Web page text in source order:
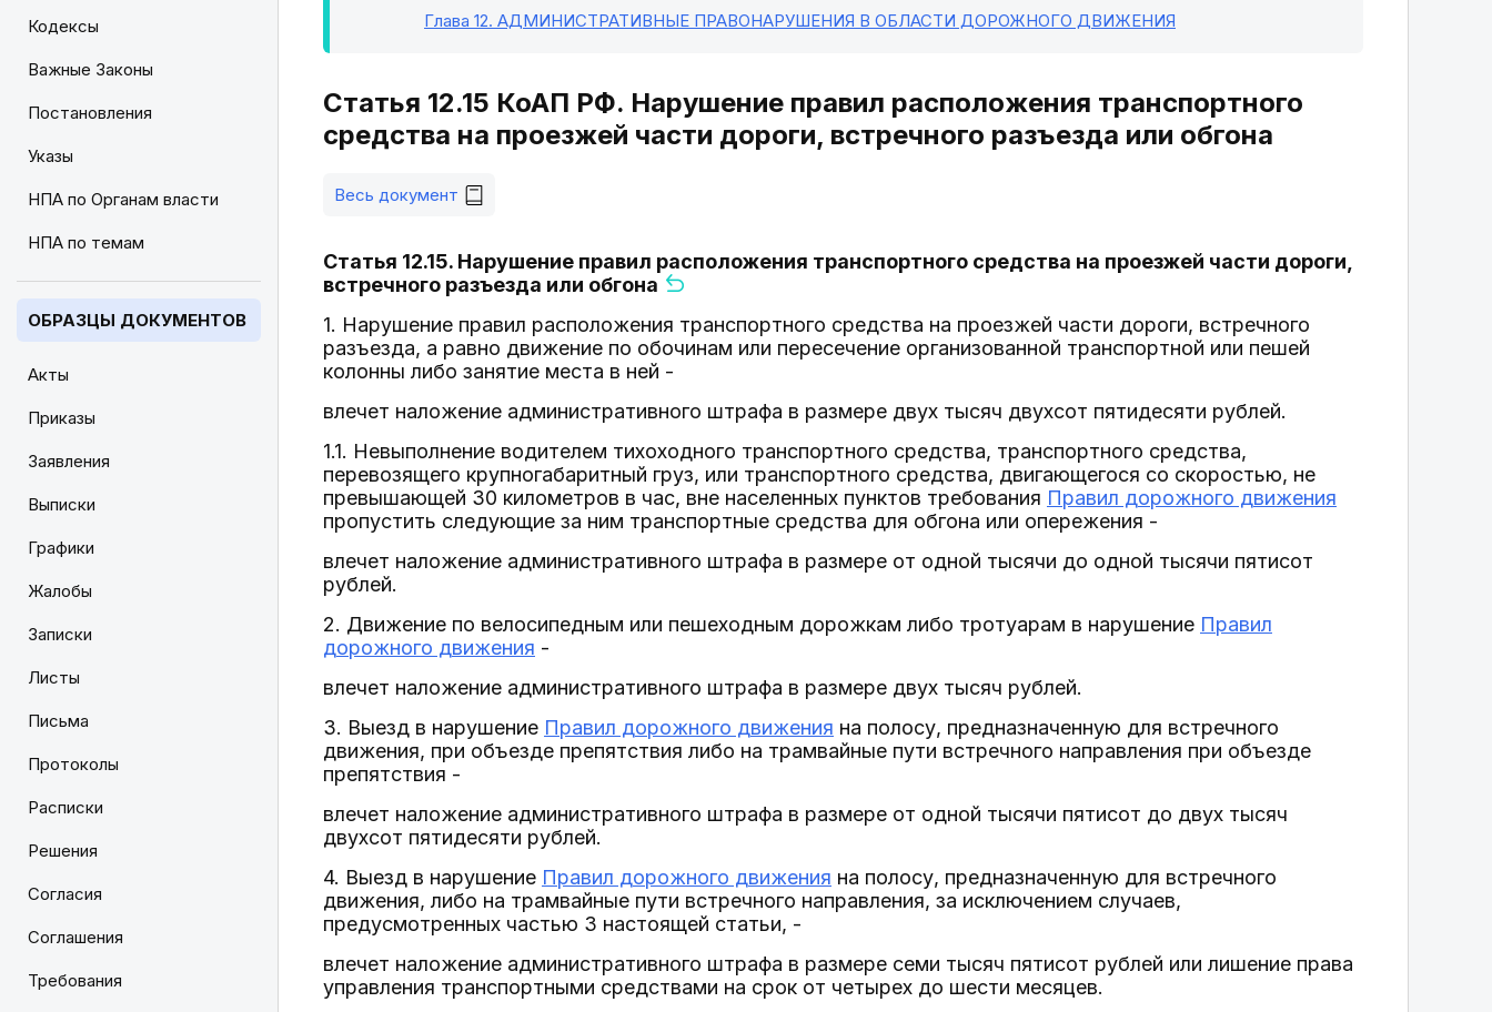
Кодексы
Важные Законы
Постановления
Указы
НПА по Органам власти
НПА по темам
ОБРАЗЦЫ ДОКУМЕНТОВ
Акты
Приказы
Заявления
Выписки
Графики
Жалобы
Записки
Листы
Письма
Протоколы
Расписки
Решения
Согласия
Соглашения
Требования
Глава 12. АДМИНИСТРАТИВНЫЕ ПРАВОНАРУШЕНИЯ В ОБЛАСТИ ДОРОЖНОГО ДВИЖЕНИЯ
Статья 12.15 КоАП РФ. Нарушение правил расположения транспортного
средства на проезжей части дороги, встречного разъезда или обгона
Весь документ
Статья 12.15. Нарушение правил расположения транспортного средства на проезжей части дороги,
встречного разъезда или обгона
1. Нарушение правил расположения транспортного средства на проезжей части дороги, встречного
разъезда, а равно движение по обочинам или пересечение организованной транспортной или пешей
колонны либо занятие места в ней -
влечет наложение административного штрафа в размере двух тысяч двухсот пятидесяти рублей.
1.1. Невыполнение водителем тихоходного транспортного средства, транспортного средства,
перевозящего крупногабаритный груз, или транспортного средства, двигающегося со скоростью, не
превышающей 30 километров в час, вне населенных пунктов требования Правил дорожного движения
пропустить следующие за ним транспортные средства для обгона или опережения -
влечет наложение административного штрафа в размере от одной тысячи до одной тысячи пятисот
рублей.
2. Движение по велосипедным или пешеходным дорожкам либо тротуарам в нарушение Правил
дорожного движения -
влечет наложение административного штрафа в размере двух тысяч рублей.
3. Выезд в нарушение Правил дорожного движения на полосу, предназначенную для встречного
движения, при объезде препятствия либо на трамвайные пути встречного направления при объезде
препятствия -
влечет наложение административного штрафа в размере от одной тысячи пятисот до двух тысяч
двухсот пятидесяти рублей.
4. Выезд в нарушение Правил дорожного движения на полосу, предназначенную для встречного
движения, либо на трамвайные пути встречного направления, за исключением случаев,
предусмотренных частью 3 настоящей статьи, -
влечет наложение административного штрафа в размере семи тысяч пятисот рублей или лишение права
управления транспортными средствами на срок от четырех до шести месяцев.